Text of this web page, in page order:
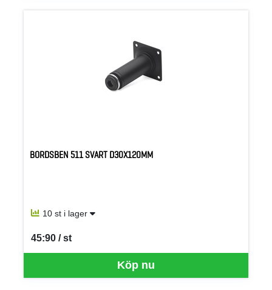
BORDSBEN 511 SVART D30X120MM
10 st i lager
Köp nu
45:90 / st
SEK per ST